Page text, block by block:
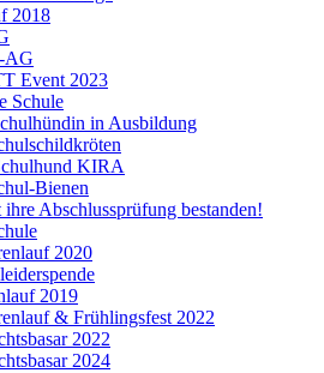
2018
AG
Event 2023
Schule
in Ausbildung
KIRA
Bienen
Abschlussprüfung bestanden!
2020
2019
& Frühlingsfest 2022
2022
2024